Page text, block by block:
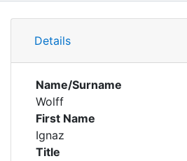
Details
Details
Name/Surname
Wolff
First Name
Ignaz
Title